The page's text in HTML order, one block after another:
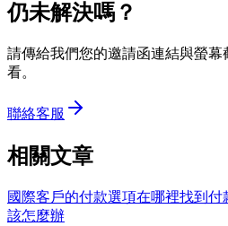
仍未解決嗎？
請傳給我們您的邀請函連結與螢
看。
聯絡客服
相關文章
國際客戶的付款選項在哪裡找到付
該怎麼辦